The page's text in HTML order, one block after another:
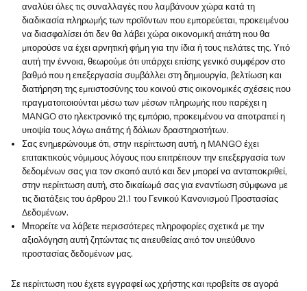
αναλύει όλες τις συναλλαγές που λαμβάνουν χώρα κατά τη
διαδικασία πληρωμής των προϊόντων που εμπορεύεται, προκειμένου
να διασφαλίσει ότι δεν θα λάβει χώρα οικονομική απάτη που θα
μπορούσε να έχει αρνητική φήμη για την ίδια ή τους πελάτες της. Υπό
αυτή την έννοια, θεωρούμε ότι υπάρχει επίσης γενικό συμφέρον στο
βαθμό που η επεξεργασία συμβάλλει στη δημιουργία, βελτίωση και
διατήρηση της εμπιστοσύνης του κοινού στις οικονομικές σχέσεις που
πραγματοποιούνται μέσω των μέσων πληρωμής που παρέχει η
MANGO στο ηλεκτρονικό της εμπόριο, προκειμένου να αποτραπεί η
υποψία τους λόγω απάτης ή δόλιων δραστηριοτήτων.
Σας ενημερώνουμε ότι, στην περίπτωση αυτή, η MANGO έχει
επιτακτικούς νόμιμους λόγους που επιτρέπουν την επεξεργασία των
δεδομένων σας για τον σκοπό αυτό και δεν μπορεί να ανταποκριθεί,
στην περίπτωση αυτή, στο δικαίωμά σας για εναντίωση σύμφωνα με
τις διατάξεις του άρθρου 21.1 του Γενικού Κανονισμού Προστασίας
Δεδομένων.
Μπορείτε να λάβετε περισσότερες πληροφορίες σχετικά με την
αξιολόγηση αυτή ζητώντας τις απευθείας από τον υπεύθυνο
προστασίας δεδομένων μας.
Σε περίπτωση που έχετε εγγραφεί ως χρήστης και προβείτε σε αγορά